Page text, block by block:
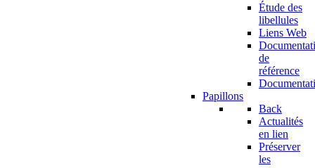
Étude des
libellules
Liens Web
de
référence
Papillons
Back
Actualités
en lien
Préserver
les